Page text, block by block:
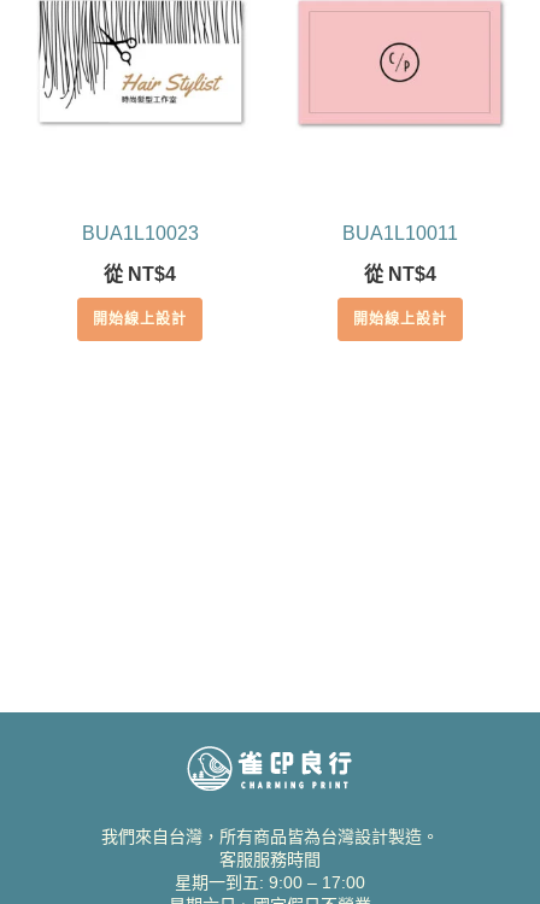
BUA1L10023
從 NT$4
開始線上設計
BUA1L10011
從 NT$4
開始線上設計
我們來自台灣，所有商品皆為台灣設計製造。
客服服務時間
星期一到五: 9:00 – 17:00